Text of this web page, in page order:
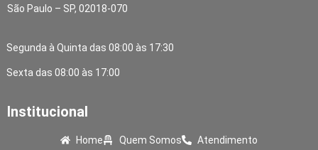
São Paulo – SP, 02018-070
Segunda à Quinta das 08:00 às 17:30
Sexta das 08:00 às 17:00
Institucional
Home Quem Somos Atendimento